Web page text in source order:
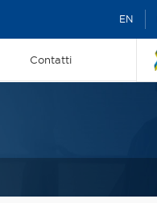
EN
Contatti